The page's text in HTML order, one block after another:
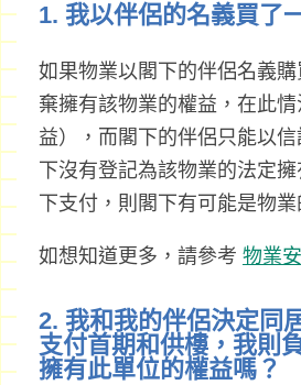
1. 我以伴侶的名義買了
如果物業以閣下的伴侶名義
棄擁有該物業的權益，在此
益），而閣下的伴侶只能以
下沒有登記為該物業的法定
下支付，則閣下有可能是物
如想知道更多，請參考 物業
2. 我和我的伴侶決定同
支付首期和供樓，我則
擁有此單位的權益嗎？